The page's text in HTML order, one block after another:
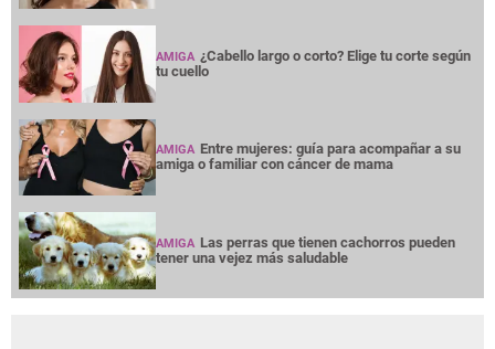
AMIGA ¿Cabello largo o corto? Elige tu corte según
tu cuello
AMIGA Entre mujeres: guía para acompañar a su
amiga o familiar con cáncer de mama
AMIGA Las perras que tienen cachorros pueden
tener una vejez más saludable